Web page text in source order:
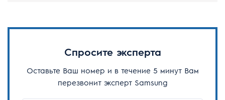
Спросите эксперта
Оставьте Ваш номер и в течение 5 минут Вам
перезвонит эксперт Samsung